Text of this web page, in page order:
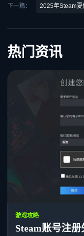
下一篇： 2025年Steam夏
热门资讯
游戏攻略
Steam账号注